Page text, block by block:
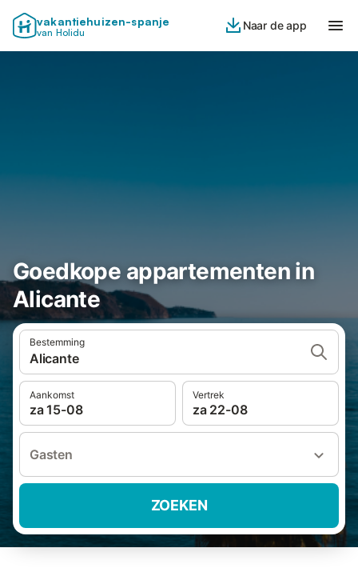
vakantiehuizen-spanje
van Holidu
Naar de app
Goedkope appartementen in
Alicante
Bestemming
Alicante
Aankomst
za 15-08
Vertrek
za 22-08
Gasten
ZOEKEN